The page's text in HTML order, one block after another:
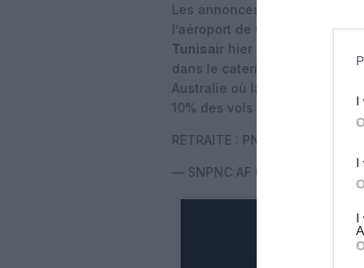
I
I
I
Les annonces de grève dans
l’aéroport de Clermont-
Tunisair hier après un
dans le catering de
Lufthansa
Australie où la grève des
10% des vols intérieurs…
RETRAITE : PNC EN GRÈVE
— SNPNC AF (@SnpncAf)